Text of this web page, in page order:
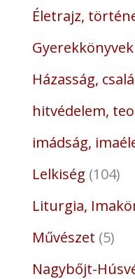
Életrajz,
Gyerekkönyvek
Házasság,
hitvédelem,
imádság,
Lelkiség 104
Liturgia,
Művészet 5
Nagybőjt-